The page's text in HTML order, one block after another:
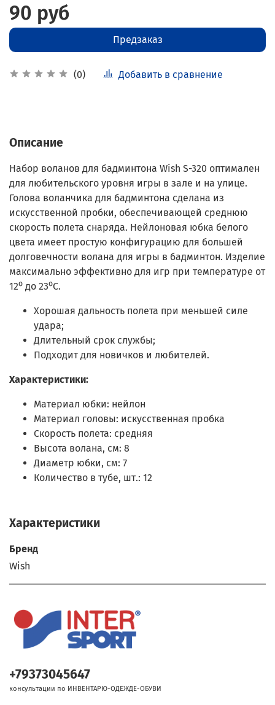
(0) Добавить в сравнение
90 руб
Предзаказ
Описание
Набор воланов для бадминтона Wish S-320 оптимален
для любительского уровня игры в зале и на улице.
Голова воланчика для бадминтона сделана из
искусственной пробки, обеспечивающей среднюю
скорость полета снаряда. Нейлоновая юбка белого
цвета имеет простую конфигурацию для большей
долговечности волана для игры в бадминтон. Изделие
максимально эффективно для игр при температуре от
12⁰ до 23⁰С.
Хорошая дальность полета при меньшей силе
удара;
Длительный срок службы;
Подходит для новичков и любителей.
Характеристики:
Материал юбки: нейлон
Материал головы: искусственная пробка
Скорость полета: средняя
Высота волана, см: 8
Диаметр юбки, см: 7
Количество в тубе, шт.: 12
Характеристики
Бренд
Wish
+79373045647
консультации по ИНВЕНТАРЮ-ОДЕЖДЕ-ОБУВИ